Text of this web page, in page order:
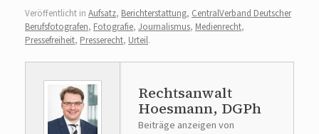
Veröffentlicht in Aufsatz, Berichterstattung, CentralVerband Deutscher
Berufsfotografen, Fotografie, Journalismus, Medienrecht,
Pressefreiheit, Presserecht, Urteil.
Rechtsanwalt
Hoesmann, DGPh
Beiträge anzeigen von